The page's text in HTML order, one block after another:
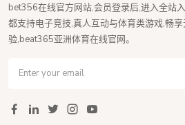
bet356在线官方网站,会员登录后,进入全站
都支持电子竞技,真人互动与体育类游戏,畅
验,beat365亚洲体育在线官网。